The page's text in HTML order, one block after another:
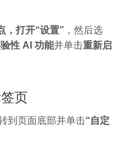
，打开“设置” ，然后选
性 AI 功能并单击重新启
页
转到页面底部并单击“自定